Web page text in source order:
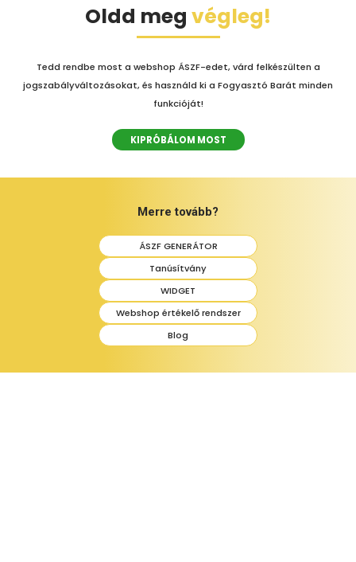
Oldd meg végleg!
Tedd rendbe most a webshop ÁSZF-edet, várd felkészülten a
jogszabályváltozásokat, és használd ki a Fogyasztó Barát minden
funkcióját!
KIPRÓBÁLOM MOST
Merre tovább?
ÁSZF GENERÁTOR
Tanúsítvány
WIDGET
Webshop értékelő rendszer
Blog